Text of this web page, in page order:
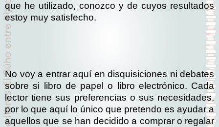
que he utilizado, conozco y de cuyos resultados
estoy muy satisfecho.
No voy a entrar aquí en disquisiciones ni debates
sobre si libro de papel o libro electrónico. Cada
lector tiene sus preferencias o sus necesidades,
por lo que aquí lo único que pretendo es ayudar a
aquellos que se han decidido a comprar o regalar